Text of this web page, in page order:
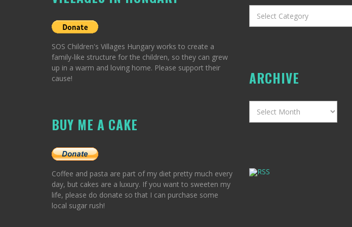
SOS Children's Villages Hungary works to create a
family-like structure for the children, so they can grew
up in a warm and loving home. Please support their
cause!
BUY ME A CAKE
Coffee and pasta are part of my diet pretty much every
day, but cakes are a luxury. If you want to sweeten my
life, please do donate so that I can purchase some
local sugar rush!
ARCHIVE
RSS